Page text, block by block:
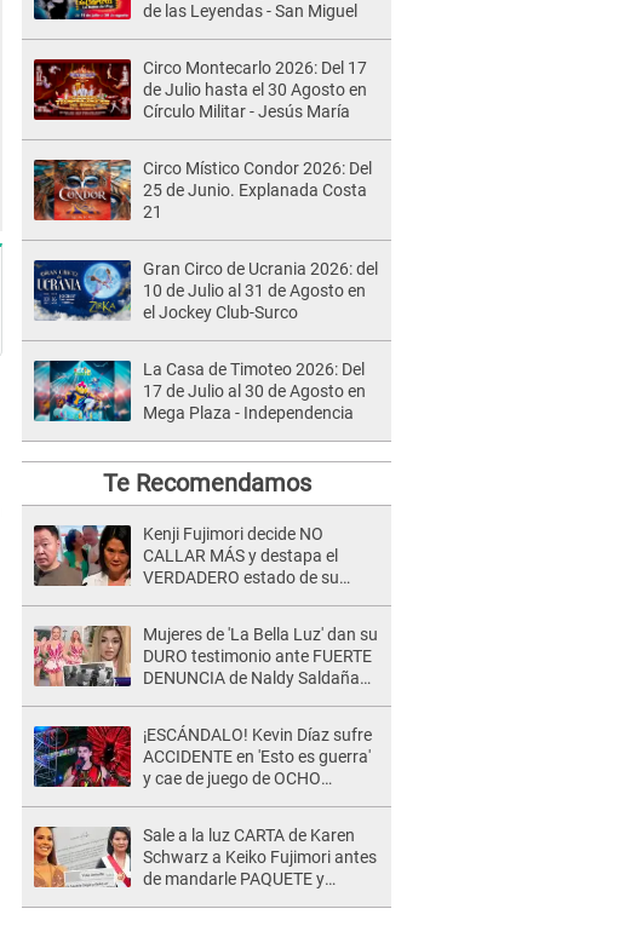
de las Leyendas - San Miguel
Circo Montecarlo 2026: Del 17
de Julio hasta el 30 Agosto en
Círculo Militar - Jesús María
Circo Místico Condor 2026: Del
25 de Junio. Explanada Costa
21
Gran Circo de Ucrania 2026: del
10 de Julio al 31 de Agosto en
el Jockey Club-Surco
La Casa de Timoteo 2026: Del
17 de Julio al 30 de Agosto en
Mega Plaza - Independencia
Te Recomendamos
Kenji Fujimori decide NO
CALLAR MÁS y destapa el
VERDADERO estado de su
suegra..."
Mujeres de 'La Bella Luz' dan su
DURO testimonio ante FUERTE
DENUNCIA de Naldy Saldaña
acusación de apañamiento..."
¡ESCÁNDALO! Kevin Díaz sufre
ACCIDENTE en 'Esto es guerra'
y cae de juego de OCHO
Sale a la luz CARTA de Karen
Schwarz a Keiko Fujimori antes
de mandarle PAQUETE y